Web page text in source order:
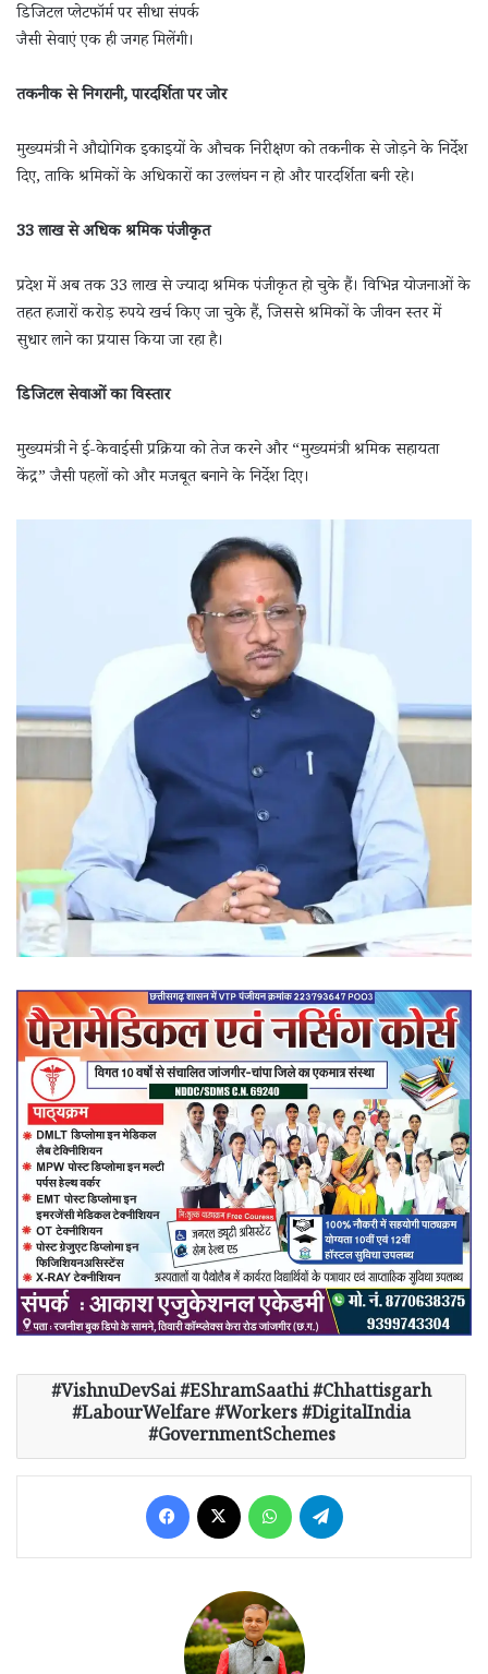
डिजिटल प्लेटफॉर्म पर सीधा संपर्क
जैसी सेवाएं एक ही जगह मिलेंगी।
तकनीक से निगरानी, पारदर्शिता पर जोर
मुख्यमंत्री ने औद्योगिक इकाइयों के औचक निरीक्षण को तकनीक से जोड़ने के निर्देश
दिए, ताकि श्रमिकों के अधिकारों का उल्लंघन न हो और पारदर्शिता बनी रहे।
33 लाख से अधिक श्रमिक पंजीकृत
प्रदेश में अब तक 33 लाख से ज्यादा श्रमिक पंजीकृत हो चुके हैं। विभिन्न योजनाओं के
तहत हजारों करोड़ रुपये खर्च किए जा चुके हैं, जिससे श्रमिकों के जीवन स्तर में
सुधार लाने का प्रयास किया जा रहा है।
डिजिटल सेवाओं का विस्तार
मुख्यमंत्री ने ई-केवाईसी प्रक्रिया को तेज करने और “मुख्यमंत्री श्रमिक सहायता
केंद्र” जैसी पहलों को और मजबूत बनाने के निर्देश दिए।
VishnuDevSai #EShramSaathi #Chhattisgarh
#LabourWelfare #Workers #DigitalIndia
#GovernmentSchemes
Facebook WhatsApp